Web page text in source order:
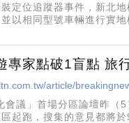
定位追蹤器事件，新北
以相同型號車輛進行實
專家點破1盲點 旅
article/
議」首場分區論壇昨（
起跑，搜集的意見都將